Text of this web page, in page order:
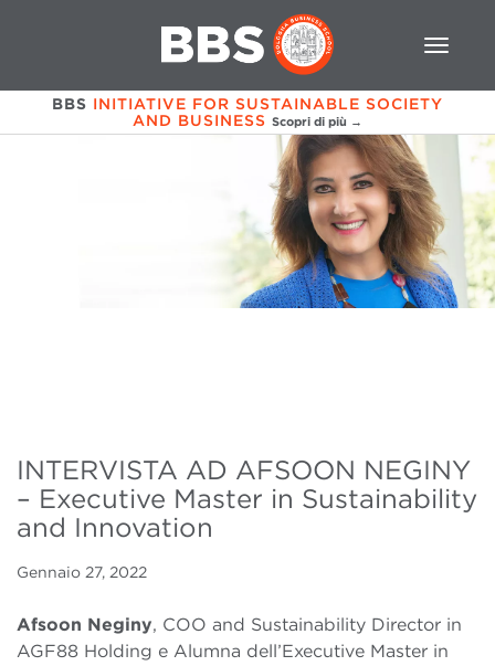
BBS INITIATIVE FOR SUSTAINABLE SOCIETY
AND BUSINESS Scopri di più →
INTERVISTA AD AFSOON NEGINY
– Executive Master in Sustainability
and Innovation
Gennaio 27, 2022
Afsoon Neginy, COO and Sustainability Director in
AGF88 Holding e Alumna dell’Executive Master in